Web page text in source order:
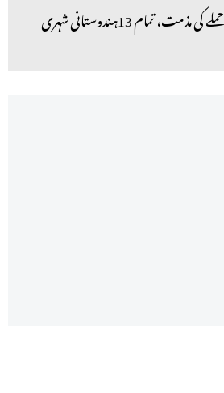
تجارتی جہاز پر حملے کی مذمت، تمام 13ہندوستانی شہری